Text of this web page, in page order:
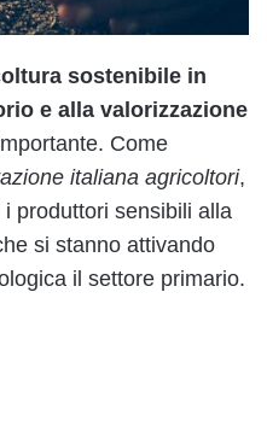
sostenibile in
e alla valorizzazione
Come
italiana agricoltori,
produttori sensibili alla
si stanno attivando
il settore primario.